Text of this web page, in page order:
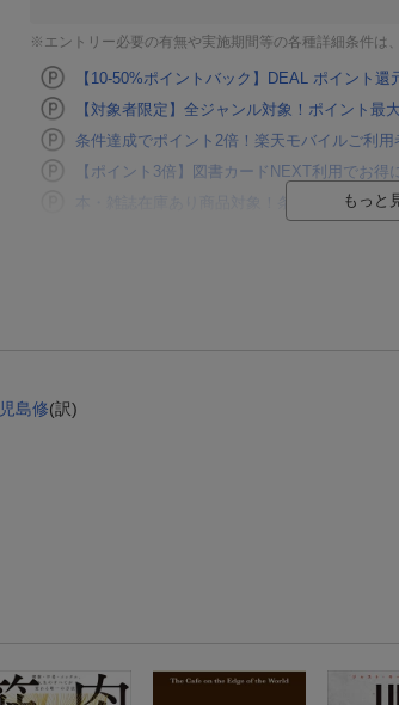
※エントリー必要の有無や実施期間等の各種詳細条件は
【10-50%ポイントバック】DEAL ポイント
【対象者限定】全ジャンル対象！ポイント
条件達成でポイント2倍！楽天モバイルご利用
【ポイント3倍】図書カードNEXT利用でお得
本・雑誌在庫あり商品対象！条件達成でポイ
児島修(訳)